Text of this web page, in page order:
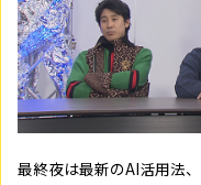
最終夜は最新のAI活用法